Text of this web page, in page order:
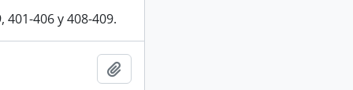
406 y 408-409.